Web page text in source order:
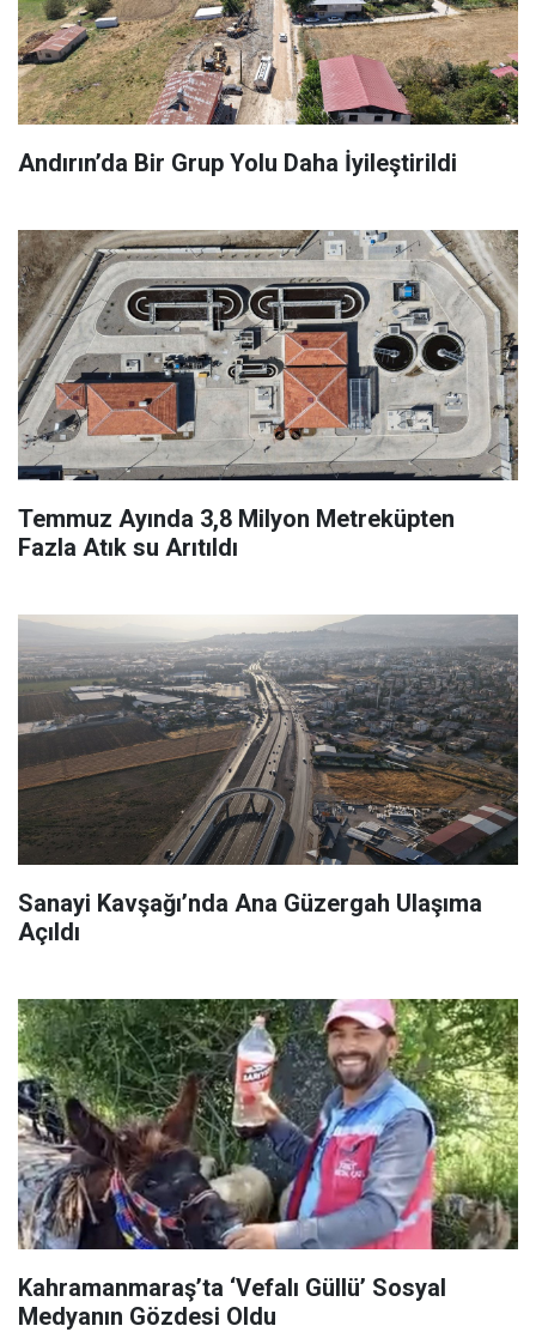
Andırın’da Bir Grup Yolu Daha İyileştirildi
Temmuz Ayında 3,8 Milyon Metreküpten
Fazla Atık su Arıtıldı
Sanayi Kavşağı’nda Ana Güzergah Ulaşıma
Açıldı
Kahramanmaraş’ta ‘Vefalı Güllü’ Sosyal
Medyanın Gözdesi Oldu